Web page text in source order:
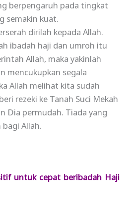
berpengaruh pada tingkat
semakin kuat.
dirilah kepada Allah.
ibadah haji dan umroh itu
Allah, maka yakinlah
mencukupkan segala
Allah melihat kita sudah
rezeki ke Tanah Suci Mekah
Dia permudah. Tiada yang
Allah.
untuk cepat beribadah Haji